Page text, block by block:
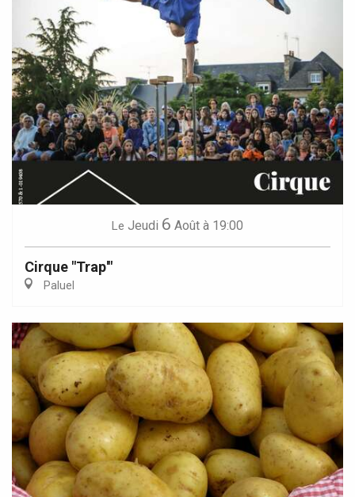
Le Jeudi 6 Août à 19:00
Cirque "Trap'"
Paluel